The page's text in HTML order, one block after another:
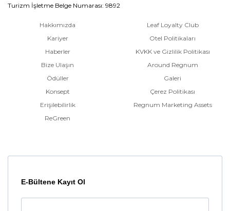
Turizm İşletme Belge Numarası: 9892
Hakkımızda
Kariyer
Haberler
Bize Ulaşın
Ödüller
Konsept
Erişilebilirlik
ReGreen
Leaf Loyalty Club
Otel Politikaları
KVKK ve Gizlilik Politikası
Around Regnum
Galeri
Çerez Politikası
Regnum Marketing Assets
E-Bültene Kayıt Ol